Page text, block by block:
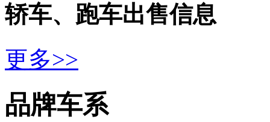
轿车、跑车出售信息
更多>>
品牌车系